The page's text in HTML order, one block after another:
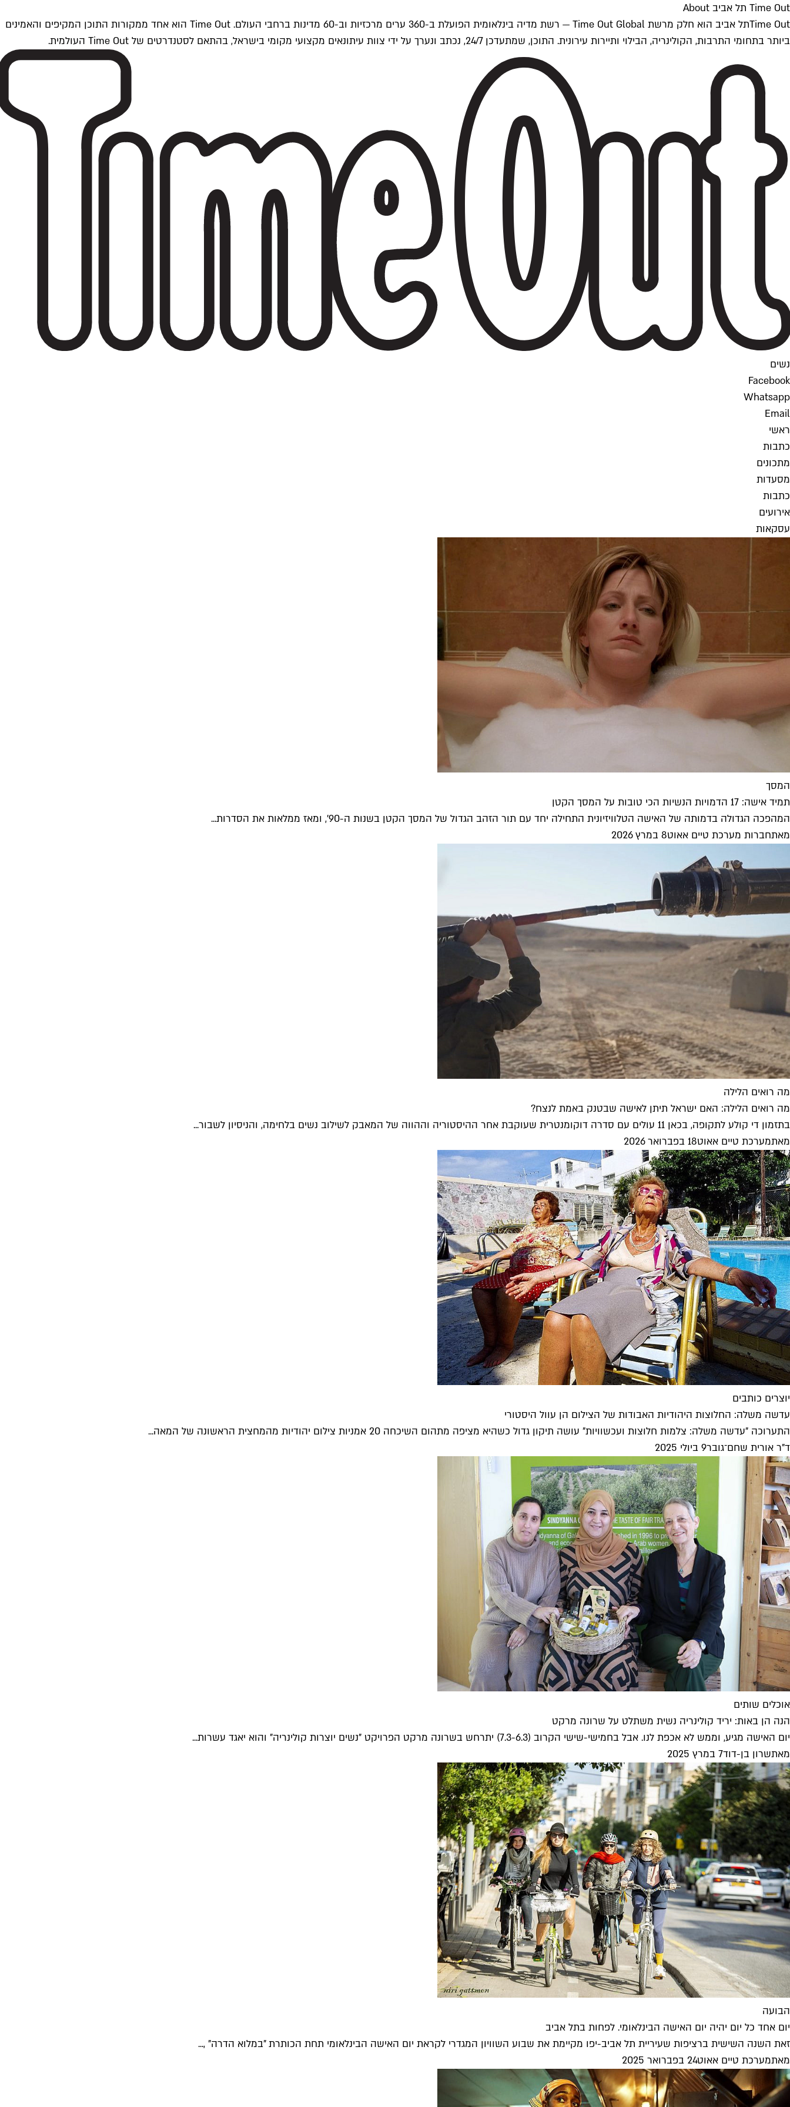
Time Out תל אביב About
Time Outתל אביב הוא חלק מרשת Time Out Global — רשת מדיה בינלאומית הפועלת ב-360 ערים מרכזיות וב-60 מדינות ברחבי העולם. Time Out הוא אחד ממקורות התוכן המקיפים והאמינים
ביותר בתחומי התרבות, הקולינריה, הבילוי ותיירות עירונית. התוכן, שמתעדכן 24/7, נכתב ונערך על ידי צוות עיתונאים מקצועי מקומי בישראל, בהתאם לסטנדרטים של Time Out העולמית.
נשים
Facebook
Whatsapp
Email
ראשי
כתבות
מתכונים
מסעדות
כתבות
אירועים
עסקאות
המסך
תמיד אישה: 17 הדמויות הנשיות הכי טובות על המסך הקטן
המהפכה הגדולה בדמותה של האישה הטלוויזיונית התחילה יחד עם תור הזהב הגדול של המסך הקטן בשנות ה-90', ומאז ממלאות את הסדרות...
מאתחברות מערכת טיים אאוט8 במרץ 2026
מה רואים הלילה
מה רואים הלילה: האם ישראל תיתן לאישה שבטנק באמת לנצח?
בתזמון די קולע לתקופה, בכאן 11 עולים עם סדרה דוקומנטרית שעוקבת אחר ההיסטוריה וההווה של המאבק לשילוב נשים בלחימה, והניסיון לשבור...
מאתמערכת טיים אאוט18 בפברואר 2026
יוצרים כותבים
עדשה משלה: החלוצות היהודיות האבודות של הצילום הן עוול היסטורי
התערוכה "עדשה משלה: צלמות חלוצות ועכשוויות" עושה תיקון גדול כשהיא מציפה מתהום השיכחה 20 אמניות צילום יהודיות מהמחצית הראשונה של המאה...
ד"ר אורית שחם־גובר9 ביולי 2025
אוכלים שותים
הנה הן באות: יריד קולינריה נשית משתלט על שרונה מרקט
יום האישה מגיע, וממש לא אכפת לנו. אבל בחמישי-שישי הקרוב (7.3-6.3) יתרחש בשרונה מרקט הפרויקט "נשים יוצרות קולינריה" והוא יאגד עשרות...
מאתשרון בן-דוד7 במרץ 2025
הבועה
יום אחד כל יום יהיה יום האישה הבינלאומי. לפחות בתל אביב
זאת השנה השישית ברציפות שעיריית תל אביב-יפו מקיימת את שבוע השוויון המגדרי לקראת יום האישה הבינלאומי תחת הכותרת "במלוא הדרה" ,...
מאתמערכת טיים אאוט24 בפברואר 2025